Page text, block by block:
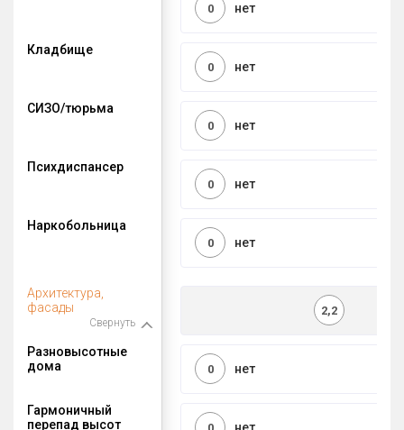
нет
0
Кладбище
нет
0
СИЗО/тюрьма
нет
0
Психдиспансер
нет
0
Наркобольница
нет
0
Архитектура,
фасады
Свернуть
2,2
Разновысотные
дома
нет
0
Гармоничный
перепад высот